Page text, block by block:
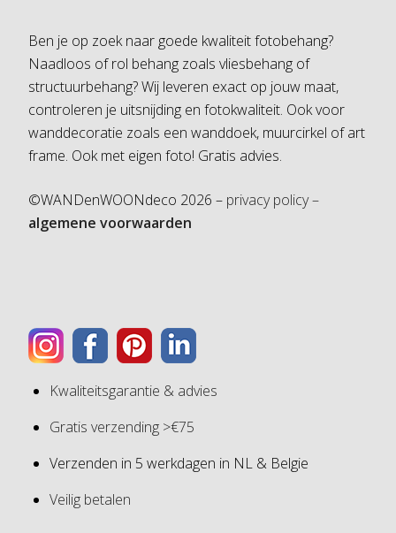
Ben je op zoek naar goede kwaliteit fotobehang?
Naadloos of rol behang zoals vliesbehang of
structuurbehang? Wij leveren exact op jouw maat,
controleren je uitsnijding en fotokwaliteit. Ook voor
wanddecoratie zoals een wanddoek, muurcirkel of art
frame. Ook met eigen foto! Gratis advies.
©WANDenWOONdeco 2026 – privacy policy –
algemene voorwaarden
Kwaliteitsgarantie & advies
Gratis verzending >€75
Verzenden in 5 werkdagen in NL & Belgie
Veilig betalen